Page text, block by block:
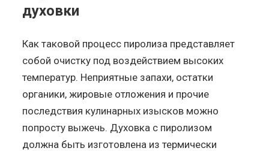
духовки
Как таковой процесс пиролиза представляет
собой очистку под воздействием высоких
температур. Неприятные запахи, остатки
органики, жировые отложения и прочие
последствия кулинарных изысков можно
попросту выжечь. Духовка с пиролизом
должна быть изготовлена из термически